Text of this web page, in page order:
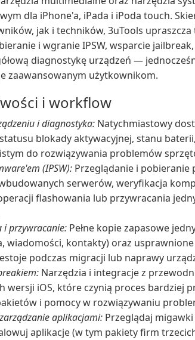
dla iPhone'a, iPada i iPoda touch.
jak i techników, 3uTools
i wgranie IPSW, wsparcie
diagnostykę urządzeń —
zaawansowanym użytkownikom.
i workflow
i diagnostyka: Natychmiastowy
blokady aktywacyjnej, stanu
do rozwiązywania problemów
(IPSW): Przeglądanie i pobieranie
serwerów, weryfikacja
flashowania lub przywracania
i przywracanie: Pełne kopie zapasowe
wiadomości, kontakty) oraz
podczas migracji lub naprawy
Narzędzia i integracje z
wersji iOS, które czynią proces bardziej
i pomocy w rozwiązywaniu
aplikacjami: Przeglądaj
aplikacje (w tym pakiety firm